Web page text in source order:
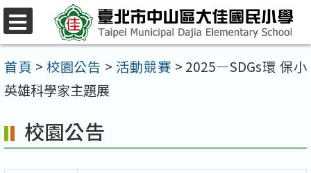
跳
至
主
要
容
區
首頁 > 校園公告 > 活動競賽 > 2025—SDGs環 保小
英雄科學家主題展
校園公告
選
單